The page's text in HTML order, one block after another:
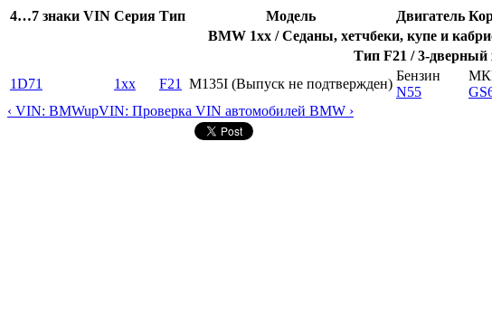
4…7 знаки VIN Серия Тип Модель Двигатель
BMW 1xx / Седаны, хетчбеки, купе и
Тип F21 / 3-дверный
1D71
1xx F21 M135I (Выпуск не подтвержден)
Бензин
N55
‹ VIN: BMWupVIN: Проверка VIN автомобилей BMW ›